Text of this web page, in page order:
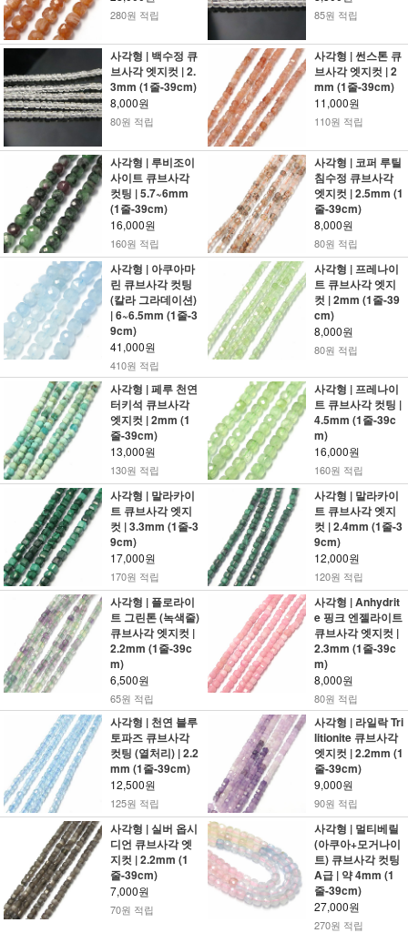
280원 적립 85원 적립
사각형 | 백수정 큐
브사각 엣지컷 | 2.
3mm (1줄-39cm)
8,000원
80원 적립
사각형 | 썬스톤 큐
브사각 엣지컷 | 2
mm (1줄-39cm)
11,000원
110원 적립
사각형 | 루비조이
사이트 큐브사각
컷팅 | 5.7~6mm
(1줄-39cm)
16,000원
160원 적립
사각형 | 코퍼 루틸
침수정 큐브사각
엣지컷 | 2.5mm (1
줄-39cm)
8,000원
80원 적립
사각형 | 아쿠아마
린 큐브사각 컷팅
(칼라 그라데이션)
| 6~6.5mm (1줄-3
9cm)
41,000원
410원 적립
사각형 | 프레나이
트 큐브사각 엣지
컷 | 2mm (1줄-39
cm)
8,000원
80원 적립
사각형 | 페루 천연
터키석 큐브사각
엣지컷 | 2mm (1
줄-39cm)
13,000원
130원 적립
사각형 | 프레나이
트 큐브사각 컷팅 |
4.5mm (1줄-39c
m)
16,000원
160원 적립
사각형 | 말라카이
트 큐브사각 엣지
컷 | 3.3mm (1줄-3
9cm)
17,000원
170원 적립
사각형 | 말라카이
트 큐브사각 엣지
컷 | 2.4mm (1줄-3
9cm)
12,000원
120원 적립
사각형 | 플로라이
트 그린톤 (녹색줄)
큐브사각 엣지컷 |
2.2mm (1줄-39c
m)
6,500원
65원 적립
사각형 | Anhydrit
e 핑크 엔젤라이트
큐브사각 엣지컷 |
2.3mm (1줄-39c
m)
8,000원
80원 적립
사각형 | 천연 블루
토파즈 큐브사각
컷팅 (열처리) | 2.2
mm (1줄-39cm)
12,500원
125원 적립
사각형 | 라일락 Tri
litionite 큐브사각
엣지컷 | 2.2mm (1
줄-39cm)
9,000원
90원 적립
사각형 | 실버 옵시
디언 큐브사각 엣
지컷 | 2.2mm (1
줄-39cm)
7,000원
70원 적립
사각형 | 멀티베릴
(아쿠아+모거나이
트) 큐브사각 컷팅
A급 | 약 4mm (1
줄-39cm)
27,000원
270원 적립